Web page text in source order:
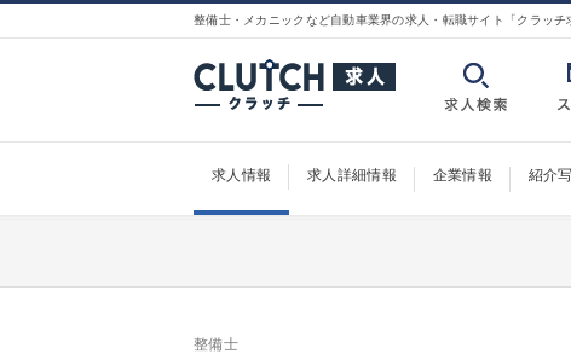
整備士・メカニックなど自動車業界の求人・転職サイト「クラッチ
求人情報 求人詳細情報 企業情報 紹介
整備士